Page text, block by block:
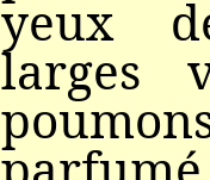
yeux
larges